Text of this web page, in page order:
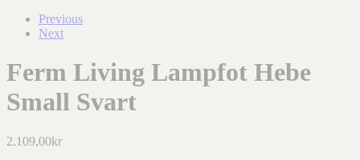
Previous
Next
Ferm Living Lampfot Hebe
Small Svart
2.109,00kr